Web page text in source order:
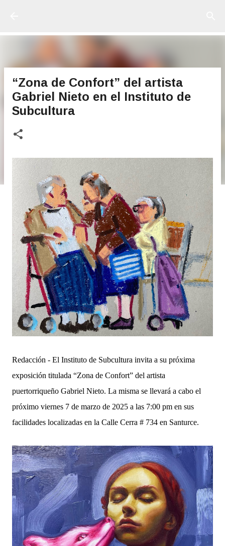
“Zona de Confort” del artista
Gabriel Nieto en el Instituto de
Subcultura
Redacción - El Instituto de Subcultura invita a su próxima
exposición titulada “Zona de Confort” del artista
puertorriqueño Gabriel Nieto. La misma se llevará a cabo el
próximo viernes 7 de marzo de 2025 a las 7:00 pm en sus
facilidades localizadas en la Calle Cerra # 734 en Santurce.